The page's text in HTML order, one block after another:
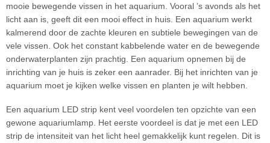
mooie bewegende vissen in het aquarium. Vooral ’s avonds als het
licht aan is, geeft dit een mooi effect in huis. Een aquarium werkt
kalmerend door de zachte kleuren en subtiele bewegingen van de
vele vissen. Ook het constant kabbelende water en de bewegende
onderwaterplanten zijn prachtig. Een aquarium opnemen bij de
inrichting van je huis is zeker een aanrader. Bij het inrichten van je
aquarium moet je kijken welke vissen en planten je wilt hebben.
Een aquarium LED strip kent veel voordelen ten opzichte van een
gewone aquariumlamp. Het eerste voordeel is dat je met een LED
strip de intensiteit van het licht heel gemakkelijk kunt regelen. Dit is